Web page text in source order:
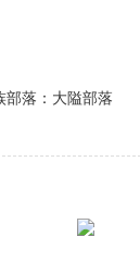
部落：大隘部落